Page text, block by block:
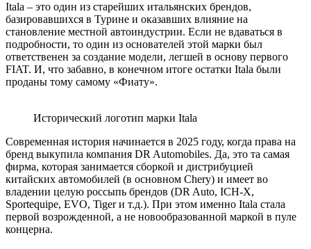
Itala – это один из старейших итальянских брендов,
базировавшихся в Турине и оказавших влияние на
становление местной автоиндустрии. Если не вдаваться в
подробности, то один из основателей этой марки был
ответственен за создание модели, легшей в основу первого
FIAT. И, что забавно, в конечном итоге остатки Itala были
проданы тому самому «Фиату».
Исторический логотип марки Itala
Современная история начинается в 2025 году, когда права на
бренд выкупила компания DR Automobiles. Да, это та самая
фирма, которая занимается сборкой и дистрибуцией
китайских автомобилей (в основном Chery) и имеет во
владении целую россыпь брендов (DR Auto, ICH-X,
Sportequipe, EVO, Tiger и т.д.). При этом именно Itala стала
первой возрожденной, а не новообразованной маркой в пуле
концерна.